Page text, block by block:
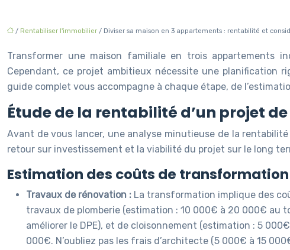
/ Rentabiliser l'immobilier / Diviser sa maison en 3 appartements : rentabilité et
Transformer une maison familiale en trois appartements
Cependant, ce projet ambitieux nécessite une planification
guide complet vous accompagne à chaque étape, de
Étude de la rentabilité d’un projet
Avant de vous lancer, une analyse minutieuse de la
retour sur investissement et la viabilité du projet sur le long
Estimation des coûts de
Travaux de rénovation : La transformation implique des
travaux de plomberie (estimation : 10 000€ à 20 000€ au
améliorer le DPE), et de cloisonnement (estimation : 5
000€. N’oubliez pas les frais d’architecte (5 000€ à 15